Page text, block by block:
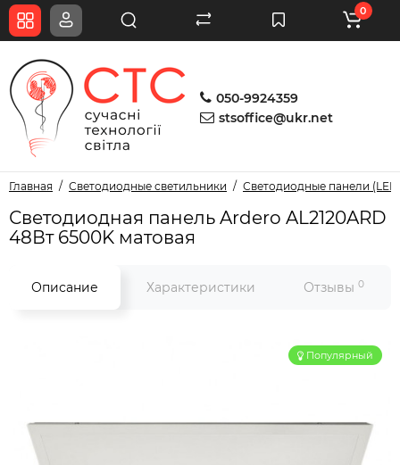
050-9924359
stsoffice@ukr.net
0
Главная Светодиодные светильники Светодиодные панели
Светодиодная панель Ardero AL2120ARD
48Вт 6500K матовая
Описание Характеристики Отзывы 0
Популярный